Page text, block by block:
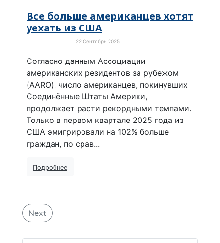
Все больше американцев хотят
уехать из США
22 Сентябрь 2025
Согласно данным Ассоциации
американских резидентов за рубежом
(AARO), число американцев, покинувших
Соединённые Штаты Америки,
продолжает расти рекордными темпами.
Только в первом квартале 2025 года из
США эмигрировали на 102% больше
граждан, по срав...
Подробнее
Next